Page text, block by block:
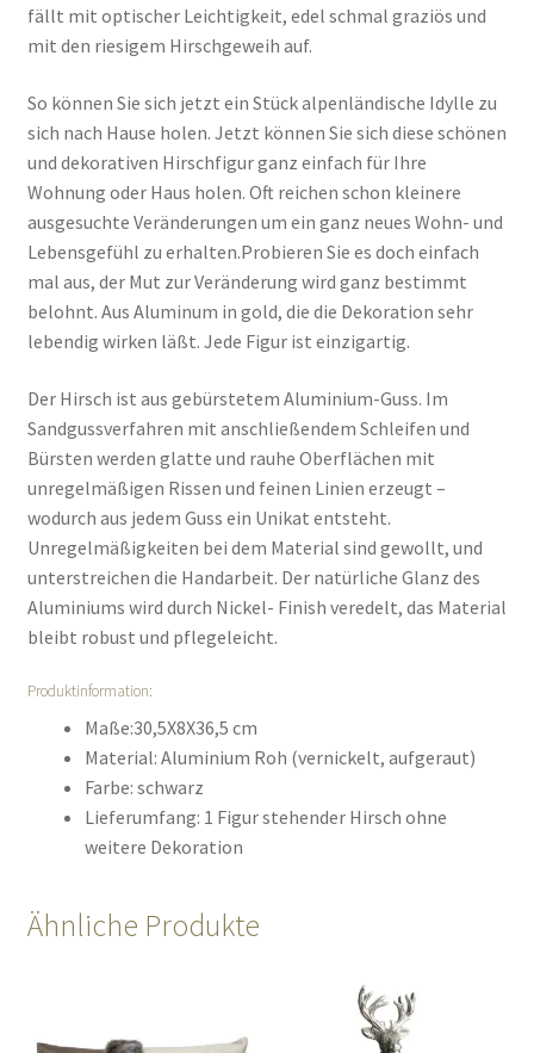
fällt mit optischer Leichtigkeit, edel schmal graziös und
mit den riesigem Hirschgeweih auf.
So können Sie sich jetzt ein Stück alpenländische Idylle zu
sich nach Hause holen. Jetzt können Sie sich diese schönen
und dekorativen Hirschfigur ganz einfach für Ihre
Wohnung oder Haus holen. Oft reichen schon kleinere
ausgesuchte Veränderungen um ein ganz neues Wohn- und
Lebensgefühl zu erhalten.Probieren Sie es doch einfach
mal aus, der Mut zur Veränderung wird ganz bestimmt
belohnt. Aus Aluminum in gold, die die Dekoration sehr
lebendig wirken läßt. Jede Figur ist einzigartig.
Der Hirsch ist aus gebürstetem Aluminium-Guss. Im
Sandgussverfahren mit anschließendem Schleifen und
Bürsten werden glatte und rauhe Oberflächen mit
unregelmäßigen Rissen und feinen Linien erzeugt –
wodurch aus jedem Guss ein Unikat entsteht.
Unregelmäßigkeiten bei dem Material sind gewollt, und
unterstreichen die Handarbeit. Der natürliche Glanz des
Aluminiums wird durch Nickel- Finish veredelt, das Material
bleibt robust und pflegeleicht.
Produktinformation:
Maße:30,5X8X36,5 cm
Material: Aluminium Roh (vernickelt, aufgeraut)
Farbe: schwarz
Lieferumfang: 1 Figur stehender Hirsch ohne
weitere Dekoration
Ähnliche Produkte